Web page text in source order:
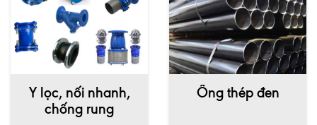
Y lọc, nối nhanh,
chống rung
Ống thép đen